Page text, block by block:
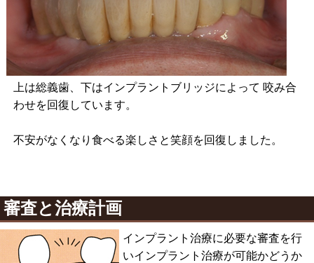
上は総義歯、下はインプラントブリッジによって 咬み合
わせを回復しています。
不安がなくなり食べる楽しさと笑顔を回復しました。
審査と治療計画
インプラント治療に必要な審査を行
いインプラント治療が可能かどうか